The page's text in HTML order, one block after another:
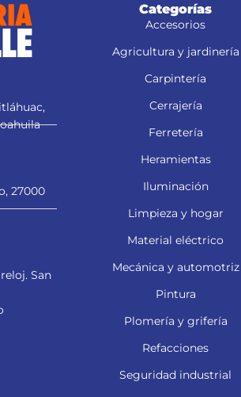
27000
San
Categorías
Accesorios
Agricultura y jardinería
Carpintería
Cerrajería
Ferretería
Heramientas
Iluminación
Limpieza y hogar
Material eléctrico
Mecánica y automotriz
Pintura
Plomería y grifería
Refacciones
Seguridad industrial